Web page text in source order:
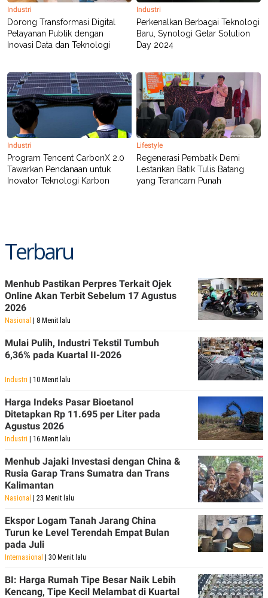
Industri
Dorong Transformasi Digital
Pelayanan Publik dengan
Inovasi Data dan Teknologi
Industri
Perkenalkan Berbagai Teknologi
Baru, Synologi Gelar Solution
Day 2024
Industri
Program Tencent CarbonX 2.0
Tawarkan Pendanaan untuk
Inovator Teknologi Karbon
Lifestyle
Regenerasi Pembatik Demi
Lestarikan Batik Tulis Batang
yang Terancam Punah
Terbaru
Menhub Pastikan Perpres Terkait Ojek
Online Akan Terbit Sebelum 17 Agustus
2026
Nasional | 8 Menit lalu
Mulai Pulih, Industri Tekstil Tumbuh
6,36% pada Kuartal II-2026
Industri | 10 Menit lalu
Harga Indeks Pasar Bioetanol
Ditetapkan Rp 11.695 per Liter pada
Agustus 2026
Industri | 16 Menit lalu
Menhub Jajaki Investasi dengan China &
Rusia Garap Trans Sumatra dan Trans
Kalimantan
Nasional | 23 Menit lalu
Ekspor Logam Tanah Jarang China
Turun ke Level Terendah Empat Bulan
pada Juli
Internasional | 30 Menit lalu
BI: Harga Rumah Tipe Besar Naik Lebih
Kencang, Tipe Kecil Melambat di Kuartal